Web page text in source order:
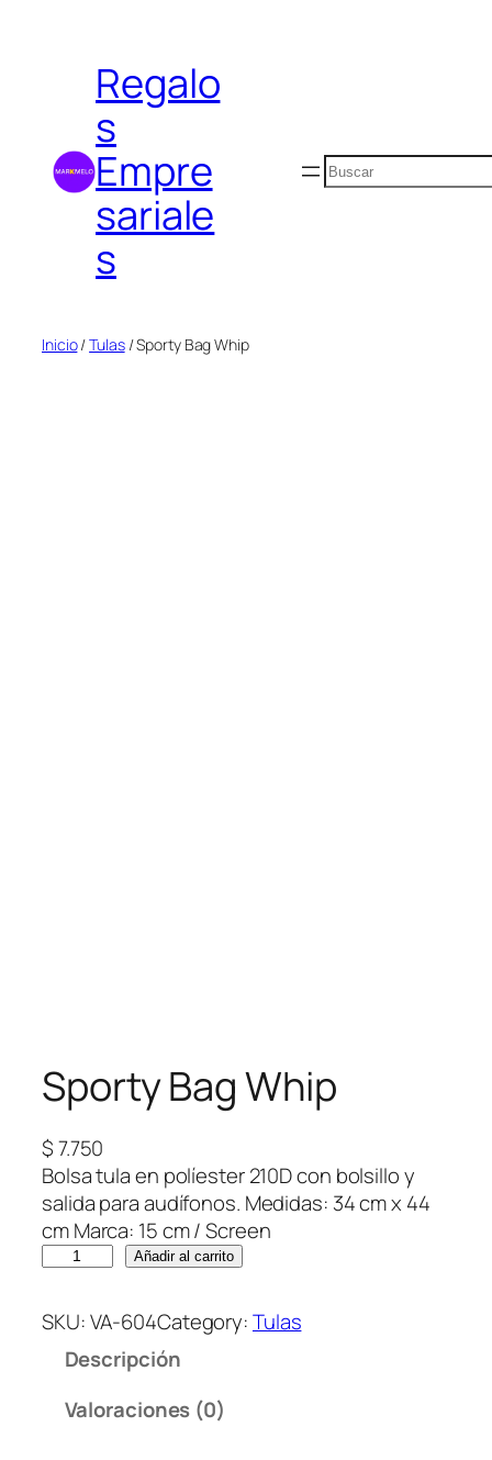
contenidoRegalo
s
Empre
sariale
s
Buscar
Inicio/Tulas/ Sporty Bag Whip
Sporty Bag Whip
$7.750
Bolsa tula en políester 210D con bolsillo y
salida para audífonos. Medidas: 34 cm x 44
cm Marca: 15 cm / Screen
o
r
Añadir al carrito
SKU:VA-604Category:Tulas
Descripción
Valoraciones (0)